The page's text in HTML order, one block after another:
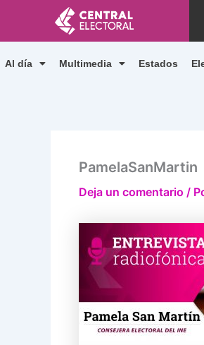
contenido
Al día Multimedia Estados
PamelaSanMartin
Deja un comentario /